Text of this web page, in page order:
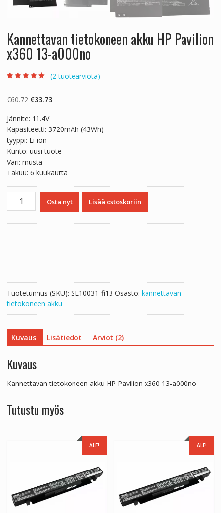
Kannettavan tietokoneen akku HP Pavilion
x360 13-a000no
asiakkaan
(2tuotearviota)
€60.72 Alkuperäinen
oli:
€60.72.
€33.73Nykyinen
€33.73.
Jännite: 11.4V
Kapasiteetti: 3720mAh (43Wh)
tyyppi: Li-ion
Kunto: uusi tuote
Väri: musta
Takuu: 6 kuukautta
Kannettavan
tietokoneen
määrä
Osta nyt Lisää ostoskoriin
Tuotetunnus (SKU): SL10031-fi13 Osasto: kannettavan
tietokoneen akku
Kuvaus Lisätiedot Arviot (2)
Kuvaus
Kannettavan tietokoneen akku HP Pavilion x360 13-a000no
Tutustu myös
ALE! ALE!